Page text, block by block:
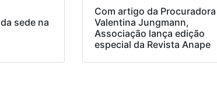
sede na
Com artigo da Procuradora
Valentina Jungmann,
Associação lança edição
especial da Revista Anape